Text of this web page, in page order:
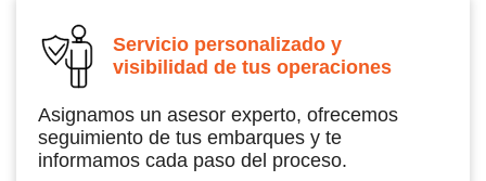
Servicio personalizado y
visibilidad de tus operaciones
Asignamos un asesor experto, ofrecemos
seguimiento de tus embarques y te
informamos cada paso del proceso.